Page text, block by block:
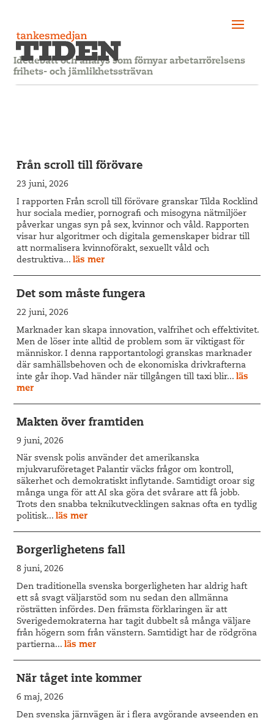
Idédebatt och analys som förnyar arbetarrörelsens
frihets- och jämlikhetssträvan
Från scroll till förövare
23 juni, 2026
I rapporten Från scroll till förövare granskar Tilda Rocklind
hur sociala medier, pornografi och misogyna nätmiljöer
påverkar ungas syn på sex, kvinnor och våld. Rapporten
visar hur algoritmer och digitala gemenskaper bidrar till
att normalisera kvinnoförakt, sexuellt våld och
destruktiva...läs mer
Det som måste fungera
22 juni, 2026
Marknader kan skapa innovation, valfrihet och effektivitet.
Men de löser inte alltid de problem som är viktigast för
människor. I denna rapportantologi granskas marknader
där samhällsbehoven och de ekonomiska drivkrafterna
inte går ihop. Vad händer när tillgången till taxi blir...läs
mer
Makten över framtiden
9 juni, 2026
När svensk polis använder det amerikanska
mjukvaruföretaget Palantir väcks frågor om kontroll,
säkerhet och demokratiskt inflytande. Samtidigt oroar sig
många unga för att AI ska göra det svårare att få jobb.
Trots den snabba teknikutvecklingen saknas ofta en tydlig
politisk...läs mer
Borgerlighetens fall
8 juni, 2026
Den traditionella svenska borgerligheten har aldrig haft
ett så svagt väljarstöd som nu sedan den allmänna
rösträtten infördes. Den främsta förklaringen är att
Sverigedemokraterna har tagit dubbelt så många väljare
från högern som från vänstern. Samtidigt har de rödgröna
partierna...läs mer
När tåget inte kommer
6 maj, 2026
Den svenska järnvägen är i flera avgörande avseenden en